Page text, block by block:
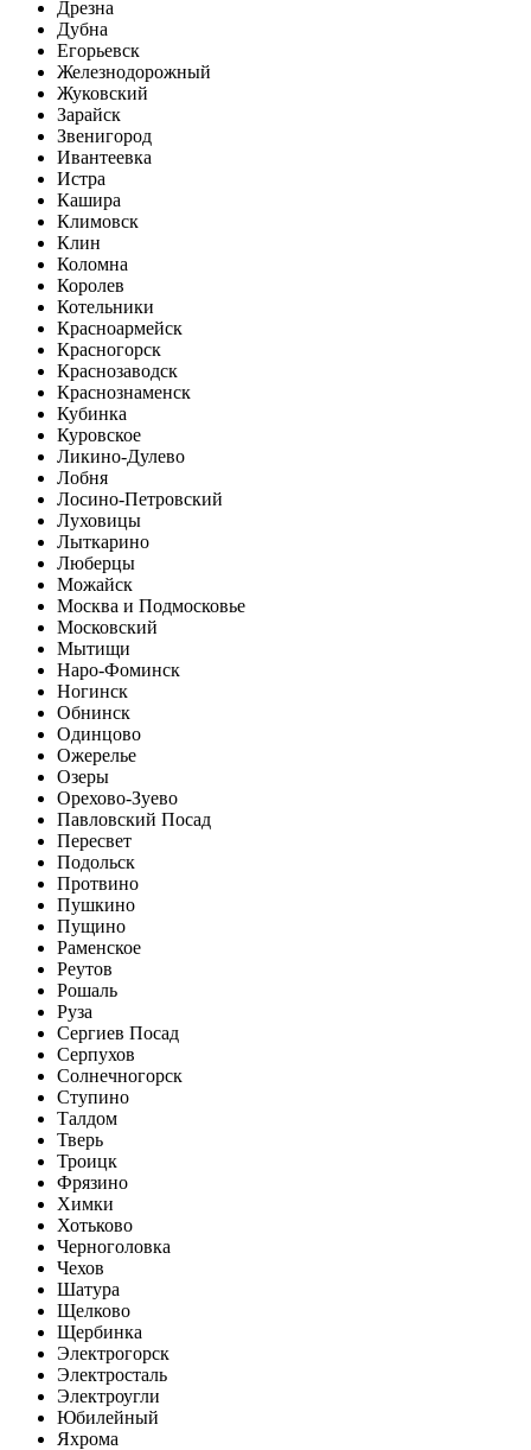
Дрезна
Дубна
Егорьевск
Железнодорожный
Жуковский
Зарайск
Звенигород
Ивантеевка
Истра
Кашира
Климовск
Клин
Коломна
Королев
Котельники
Красноармейск
Красногорск
Краснозаводск
Краснознаменск
Кубинка
Куровское
Ликино-Дулево
Лобня
Лосино-Петровский
Луховицы
Лыткарино
Люберцы
Можайск
Москва и Подмосковье
Московский
Мытищи
Наро-Фоминск
Ногинск
Обнинск
Одинцово
Ожерелье
Озеры
Орехово-Зуево
Павловский Посад
Пересвет
Подольск
Протвино
Пушкино
Пущино
Раменское
Реутов
Рошаль
Руза
Сергиев Посад
Серпухов
Солнечногорск
Ступино
Талдом
Тверь
Троицк
Фрязино
Химки
Хотьково
Черноголовка
Чехов
Шатура
Щелково
Щербинка
Электрогорск
Электросталь
Электроугли
Юбилейный
Яхрома